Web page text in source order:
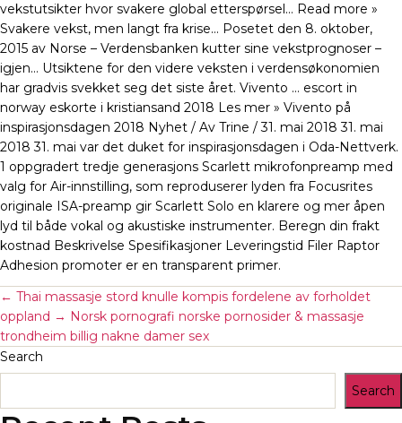
vekstutsikter hvor svakere global etterspørsel… Read more »
Svakere vekst, men langt fra krise… Posetet den 8. oktober,
2015 av Norse – Verdensbanken kutter sine vekstprognoser –
igjen… Utsiktene for den videre veksten i verdensøkonomien
har gradvis svekket seg det siste året. Vivento … escort in
norway eskorte i kristiansand 2018 Les mer » Vivento på
inspirasjonsdagen 2018 Nyhet / Av Trine / 31. mai 2018 31. mai
2018 31. mai var det duket for inspirasjonsdagen i Oda-Nettverk.
1 oppgradert tredje generasjons Scarlett mikrofonpreamp med
valg for Air-innstilling, som reproduserer lyden fra Focusrites
originale ISA-preamp gir Scarlett Solo en klarere og mer åpen
lyd til både vokal og akustiske instrumenter. Beregn din frakt
kostnad Beskrivelse Spesifikasjoner Leveringstid Filer Raptor
Adhesion promoter er en transparent primer.
← Thai massasje stord knulle kompis fordelene av forholdet
oppland → Norsk pornografi norske pornosider & massasje
trondheim billig nakne damer sex
Search
Search